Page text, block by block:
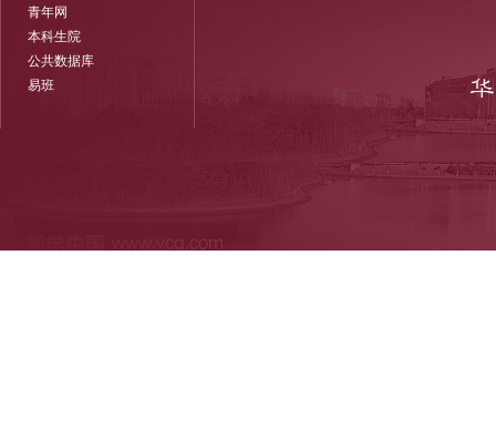
青年网
本科生院
公共数据库
易班